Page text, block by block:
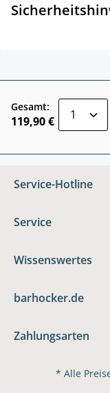
Gesamt:
119,90 €
Service-Hotline
Service
Wissenswertes
barhocker.de
Zahlungsarten
* Alle